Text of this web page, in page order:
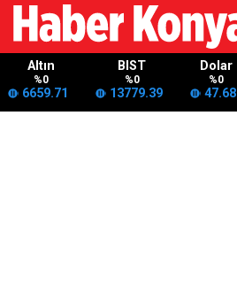
Altın
%0
6659.71
BIST
%0
13779.39
Dolar
%0
47.68